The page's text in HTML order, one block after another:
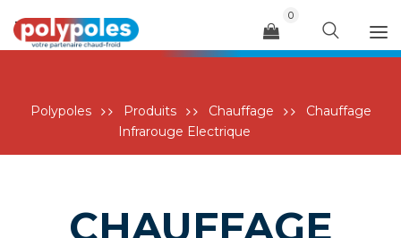
Menu
0
Polypoles Produits Chauffage
Chauffage
Infrarouge Electrique
CHAUFFAGE